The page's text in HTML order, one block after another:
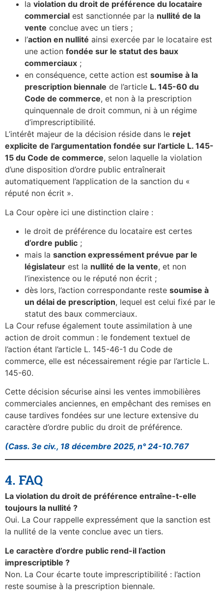
la violation du droit de préférence du locataire
commercial est sanctionnée par la nullité de la
vente conclue avec un tiers ;
l’action en nullité ainsi exercée par le locataire est
une action fondée sur le statut des baux
commerciaux ;
en conséquence, cette action est soumise à la
prescription biennale de l’article L. 145-60 du
Code de commerce, et non à la prescription
quinquennale de droit commun, ni à un régime
d’imprescriptibilité.
L’intérêt majeur de la décision réside dans le rejet
explicite de l’argumentation fondée sur l’article L. 145-
15 du Code de commerce, selon laquelle la violation
d’une disposition d’ordre public entraînerait
automatiquement l’application de la sanction du «
réputé non écrit ».
La Cour opère ici une distinction claire :
le droit de préférence du locataire est certes
d’ordre public ;
mais la sanction expressément prévue par le
législateur est la nullité de la vente, et non
l’inexistence ou le réputé non écrit ;
dès lors, l’action correspondante reste soumise à
un délai de prescription, lequel est celui fixé par le
statut des baux commerciaux.
La Cour refuse également toute assimilation à une
action de droit commun : le fondement textuel de
l’action étant l’article L. 145-46-1 du Code de
commerce, elle est nécessairement régie par l’article L.
145-60.
Cette décision sécurise ainsi les ventes immobilières
commerciales anciennes, en empêchant des remises en
cause tardives fondées sur une lecture extensive du
caractère d’ordre public du droit de préférence.
(Cass. 3e civ., 18 décembre 2025, n° 24-10.767
4. FAQ
La violation du droit de préférence entraîne-t-elle
toujours la nullité ?
Oui. La Cour rappelle expressément que la sanction est
la nullité de la vente conclue avec un tiers.
Le caractère d’ordre public rend-il l’action
imprescriptible ?
Non. La Cour écarte toute imprescriptibilité : l’action
reste soumise à la prescription biennale.